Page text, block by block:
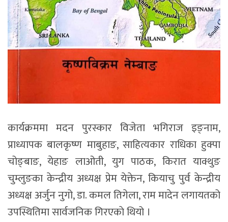
कार्यक्रममा मदन पुरस्कार विजेता भगिराज इङ्नाम,
प्राध्यापक बालकृष्ण माबुहाङ, साहित्यकार राधिका हुक्पा
चोङ्बाङ, येहाङ लाओती, युग पाठक, किरात याक्थुङ
चुम्लुङका केन्द्रीय अध्यक्ष प्रेम येक्तेन, कियाचु पुर्व केन्द्रीय
अध्यक्ष अर्जुन नुगो, डा. कमल तिगेला, राम मादेन लगायतको
उपस्थितिमा सार्वजनिक गिरएकाे थियो ।